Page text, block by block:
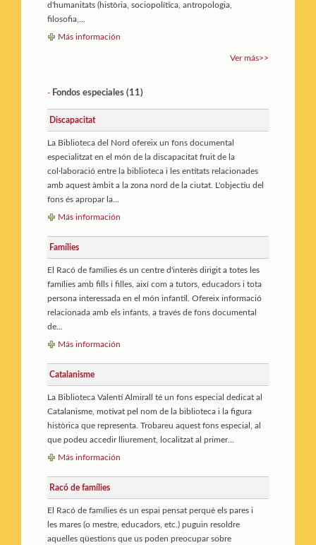
d'humanitats (història, sociopolítica, antropologia,
filosofia,...
Más información
Ver más>>
- Fondos especiales (11)
Discapacitat
La Biblioteca del Nord ofereix un fons documental
especialitzat en el món de la discapacitat fruit de la
col·laboració entre la biblioteca i les entitats relacionades
amb aquest àmbit a la zona nord de la ciutat. L'objectiu del
fons és apropar la...
Más información
Famílies
El Racó de famílies és un centre d'interès dirigit a totes les
famílies amb fills i filles, així com a tutors, educadors i tota
persona interessada en el món infantil. Ofereix informació
relacionada amb els infants, a través de fons documental
de...
Más información
Catalanisme
La Biblioteca Valentí Almirall té un fons especial dedicat al
Catalanisme, motivat pel nom de la biblioteca i la figura
històrica que representa. Trobareu aquest fons especial, al
que podeu accedir lliurement, localitzat al primer...
Más información
Racó de famílies
El Racó de famílies és un espai pensat perquè els pares i
les mares (o mestre, educadors, etc.) puguin resoldre
aquelles qüestions que us poden preocupar sobre